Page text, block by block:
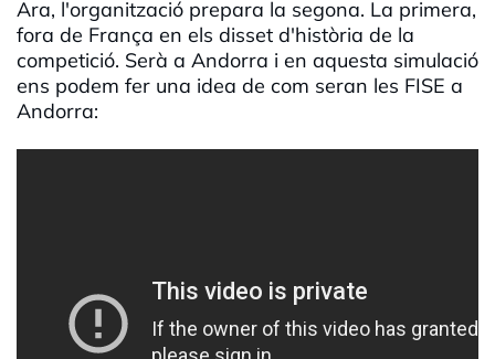
Ara, l'organització prepara la segona. La primera,
fora de França en els disset d'història de la
competició. Serà a Andorra i en aquesta simulació
ens podem fer una idea de com seran les FISE a
Andorra: